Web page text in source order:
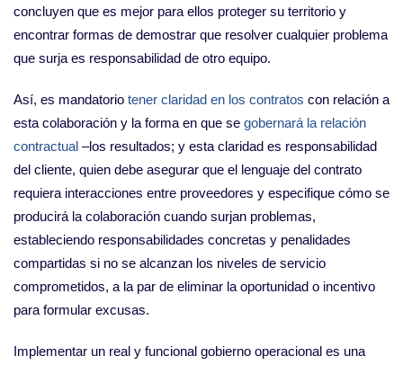
concluyen que es mejor para ellos proteger su territorio y
encontrar formas de demostrar que resolver cualquier problema
que surja es responsabilidad de otro equipo.
Así, es mandatorio tener claridad en los contratos con relación a
esta colaboración y la forma en que se gobernará la relación
contractual –los resultados; y esta claridad es responsabilidad
del cliente, quien debe asegurar que el lenguaje del contrato
requiera interacciones entre proveedores y especifique cómo se
producirá la colaboración cuando surjan problemas,
estableciendo responsabilidades concretas y penalidades
compartidas si no se alcanzan los niveles de servicio
comprometidos, a la par de eliminar la oportunidad o incentivo
para formular excusas.
Implementar un real y funcional gobierno operacional es una